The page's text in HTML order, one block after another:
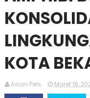
KOTA
Awan Pers Maret 16,